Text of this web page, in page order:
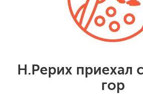
Н.Рерих приехал
гор